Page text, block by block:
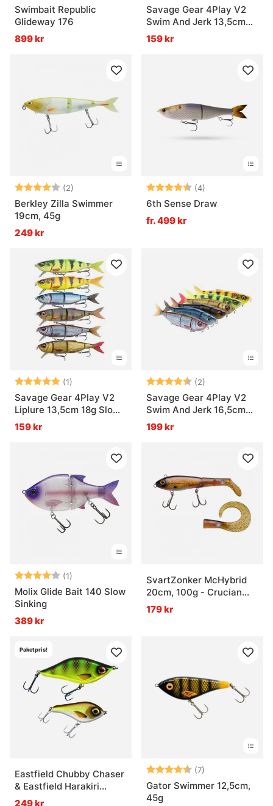
Swimbait Republic
Glideway 176
899 kr
Savage Gear 4Play V2
Swim And Jerk 13,5cm
20g SS
159 kr
Betyg: (2)
4.0 utav 5 stjärnor
Berkley Zilla Swimmer
19cm, 45g
249 kr
Betyg: (4)
6th Sense Draw
fr. 499 kr
Betyg: (1)
5.0 utav 5 stjärnor
Savage Gear 4Play V2
Liplure 13,5cm 18g Slow
Float
159 kr
Betyg: (2)
Savage Gear 4Play V2
Swim And Jerk 16,5cm
35g SS
199 kr
Betyg: (1)
4.0 utav 5 stjärnor
Molix Glide Bait 140 Slow
Sinking
389 kr
SvartZonker McHybrid
20cm, 100g - Crucian
Carp
179 kr
Paketpris!
Eastfield Chubby Chaser
& Eastfield Harakiri
Superswimmer Bundle
249 kr
Betyg: (7)
Gator Swimmer 12,5cm,
45g